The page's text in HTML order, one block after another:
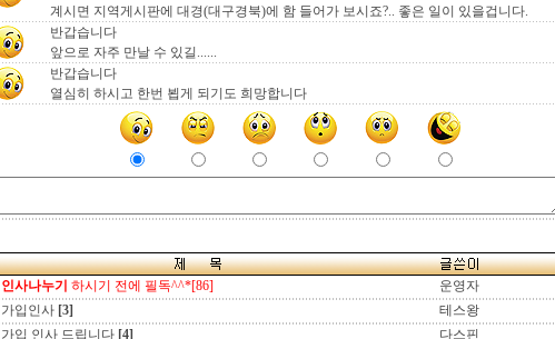
계시면 지역게시판에 대경(대구경북)에 함 들어가 보시죠?.. 좋은 일이 있을겁니다.
반갑습니다
앞으로 자주 만날 수 있길......
반갑습니다
열심히 하시고 한번 뵙게 되기도 희망합니다
인사나누기 하시기 전에 필독^^*[86] 운영자
가입인사 [3] 테스왕
가입 인사 드립니다 [4] 다스핀